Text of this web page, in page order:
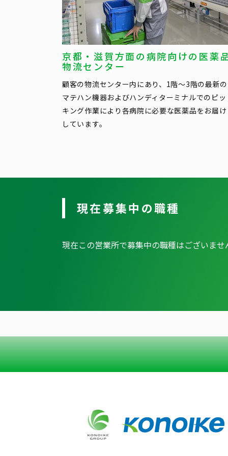
京都・滋賀方面の病院向けの医薬
物流センター
顧客の物流センター内にあり、1階〜3階の最新の
マテハン機器およびハンディターミナルでのピッ
キング作業により各病院に必要な医薬品をお届け
しています。
現在募集中の職種
現在この営業所で募集中の職種はございませ